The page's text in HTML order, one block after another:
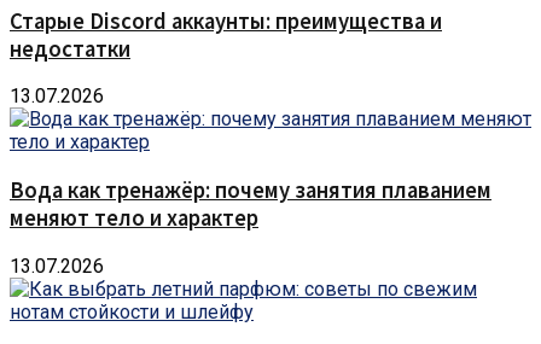
Старые Discord аккаунты: преимущества и
недостатки
13.07.2026
Вода как тренажёр: почему занятия плаванием
меняют тело и характер
13.07.2026